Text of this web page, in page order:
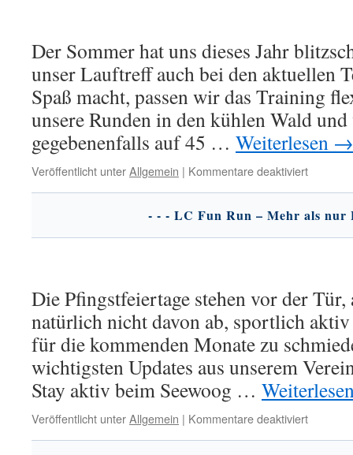
Der Sommer hat uns dieses Jahr
unser Lauftreff auch bei den aktuellen
Spaß macht, passen wir das Training
unsere Runden in den kühlen Wald
gegebenenfalls auf 45 … Weiterlesen →
Veröffentlicht unterAllgemein | Kommentare deaktiviertfür
für
Die Pfingstfeiertage stehen vor der Tür,
natürlich nicht davon ab, sportlich
für die kommenden Monate zu
wichtigsten Updates aus unserem
Stay aktiv beim Seewoog …
Veröffentlicht unterAllgemein | Kommentare deaktiviertfür